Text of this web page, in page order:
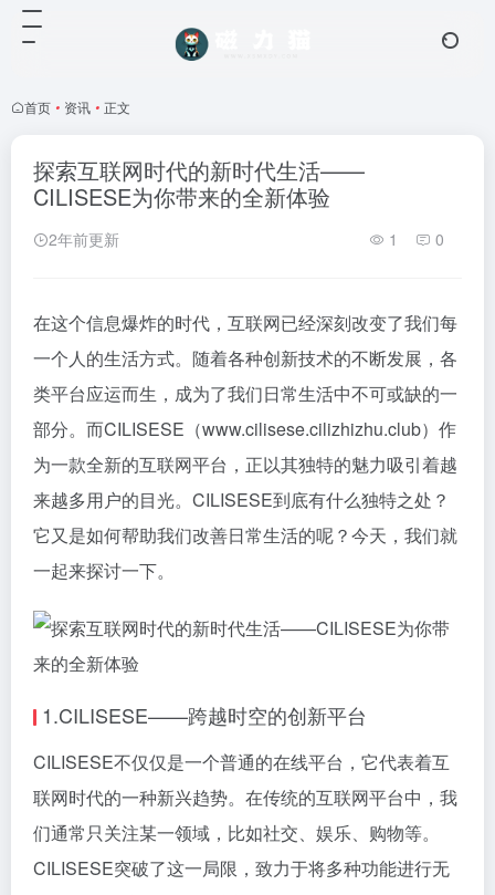
首页 • 资讯 • 正文
探索互联网时代的新时代生活——
CILISESE为你带来的全新体验
2年前更新 1 0
在这个信息爆炸的时代，互联网已经深刻改变了我们每
一个人的生活方式。随着各种创新技术的不断发展，各
类平台应运而生，成为了我们日常生活中不可或缺的一
部分。而CILISESE（www.cilisese.cilizhizhu.club）作
为一款全新的互联网平台，正以其独特的魅力吸引着越
来越多用户的目光。CILISESE到底有什么独特之处？
它又是如何帮助我们改善日常生活的呢？今天，我们就
一起来探讨一下。
1.CILISESE——跨越时空的创新平台
CILISESE不仅仅是一个普通的在线平台，它代表着互
联网时代的一种新兴趋势。在传统的互联网平台中，我
们通常只关注某一领域，比如社交、娱乐、购物等。
CILISESE突破了这一局限，致力于将多种功能进行无